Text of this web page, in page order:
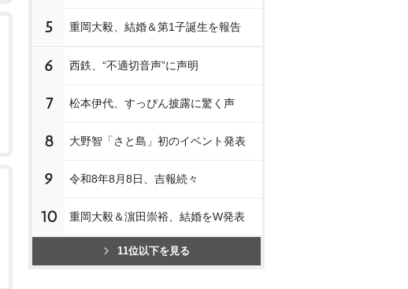
5 重岡大毅、結婚＆第1子誕生を報告
6 西鉄、“不適切音声”に声明
7 松本伊代、すっぴん披露に驚く声
8 大野智「さと島」初のイベント発表
9 令和8年8月8日、吉報続々
10 重岡大毅＆濵田崇裕、結婚をW発表
11位以下を見る